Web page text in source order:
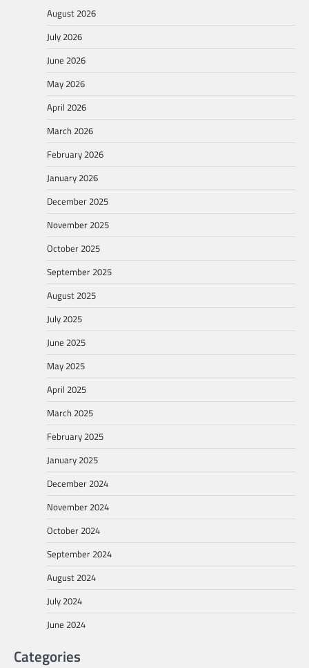
August 2026
July 2026
June 2026
May 2026
April 2026
March 2026
February 2026
January 2026
December 2025
November 2025
October 2025
September 2025
August 2025
July 2025
June 2025
May 2025
April 2025
March 2025
February 2025
January 2025
December 2024
November 2024
October 2024
September 2024
August 2024
July 2024
June 2024
Categories